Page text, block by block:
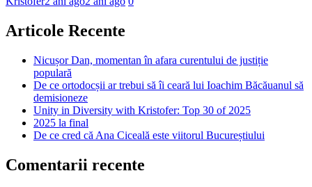
Articole Recente
Nicușor Dan, momentan în afara curentului de justiție
populară
De ce ortodocșii ar trebui să îi ceară lui Ioachim Băcăuanul să
demisioneze
Unity in Diversity with Kristofer: Top 30 of 2025
2025 la final
De ce cred că Ana Ciceală este viitorul Bucureștiului
Comentarii recente